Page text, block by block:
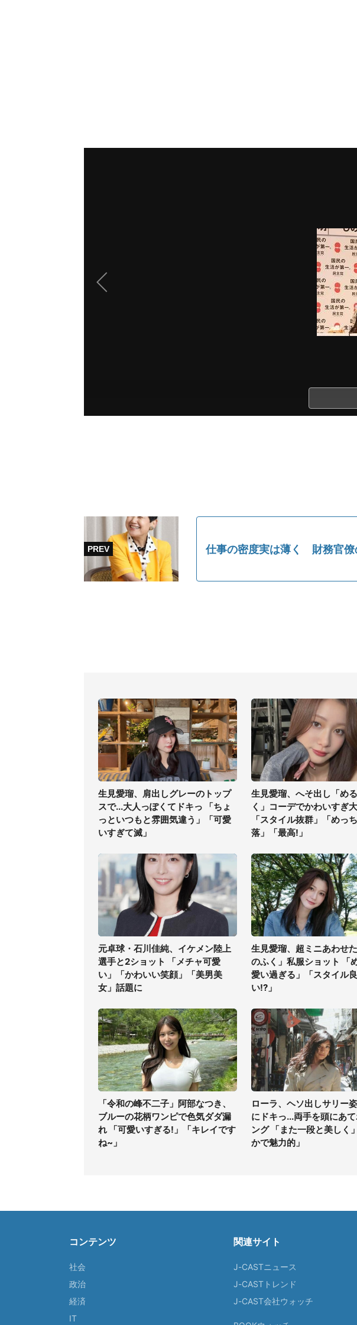
仕事の密度実は薄く 財務官
生見愛瑠、肩出しグレーのトップ
スで...大人っぽくてドキっ 「ちょ
っといつもと雰囲気違う」「可愛
いすぎて滅」
生見愛瑠、へそ出し「め
く」コーデでかわいすぎ
「スタイル抜群」「めっ
落」「最高!」
元卓球・石川佳純、イケメン陸上
選手と2ショット 「メチャ可愛
い」「かわいい笑顔」「美男美
女」話題に
生見愛瑠、超ミニあわせ
のふく」私服ショット 「
愛い過ぎる」「スタイル
い!?」
「令和の峰不二子」阿部なつき、
ブルーの花柄ワンピで色気ダダ漏
れ 「可愛いすぎる!」「キレイです
ね~」
ローラ、ヘソ出しサリー
にドキっ...両手を頭にあ
ング 「また一段と美しく
かで魅力的」
コンテンツ
社会
政治
経済
IT
関連サイト
J-CASTニュース
J-CASTトレンド
J-CAST会社ウォッチ